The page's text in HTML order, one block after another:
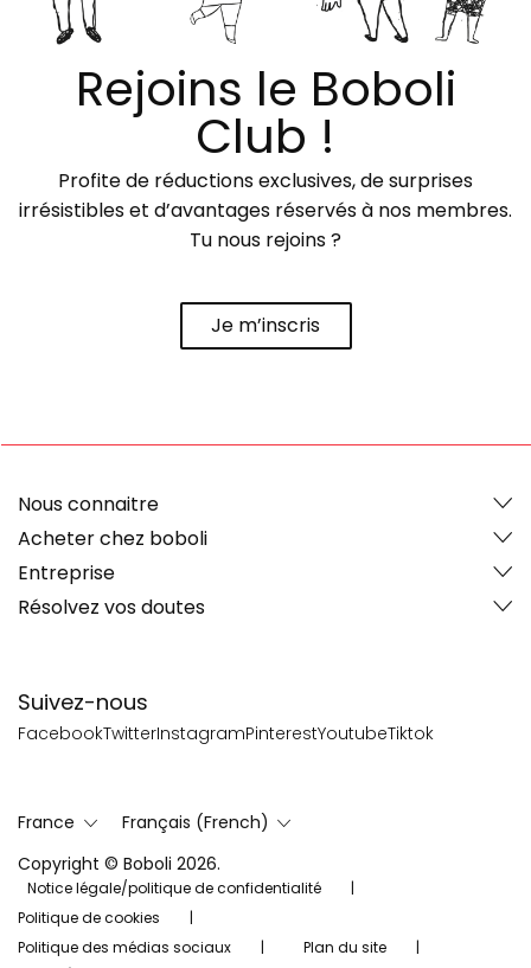
Rejoins le Boboli
Club !
Profite de réductions exclusives, de surprises
irrésistibles et d’avantages réservés à nos membres.
Tu nous rejoins ?
Je m’inscris
Suivez-nous
FacebookTwitterInstagramPinterestYoutubeTiktok
Nous connaitre
Acheter chez boboli
Entreprise
Résolvez vos doutes
France
Français (French)
Copyright © Boboli 2026.
Notice légale/politique de confidentialité
Politique de cookies
Politique des médias sociaux
Plan du site